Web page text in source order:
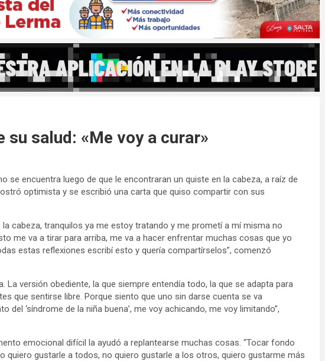
su salud: «Me voy a curar»
se encuentra luego de que le encontraran un quiste en la cabeza, a raíz de
optimista y se escribió una carta que quiso compartir con sus
cabeza, tranquilos ya me estoy tratando y me prometí a mí misma no
me va a tirar para arriba, me va a hacer enfrentar muchas cosas que yo
estas reflexiones escribí esto y quería compartírselos”, comenzó
La versión obediente, la que siempre entendía todo, la que se adapta para
que sentirse libre. Porque siento que uno sin darse cuenta se va
del ‘síndrome de la niña buena’, me voy achicando, me voy limitando”,
emocional difícil la ayudó a replantearse muchas cosas. “Tocar fondo
quiero gustarle a todos, no quiero gustarle a los otros, quiero gustarme más